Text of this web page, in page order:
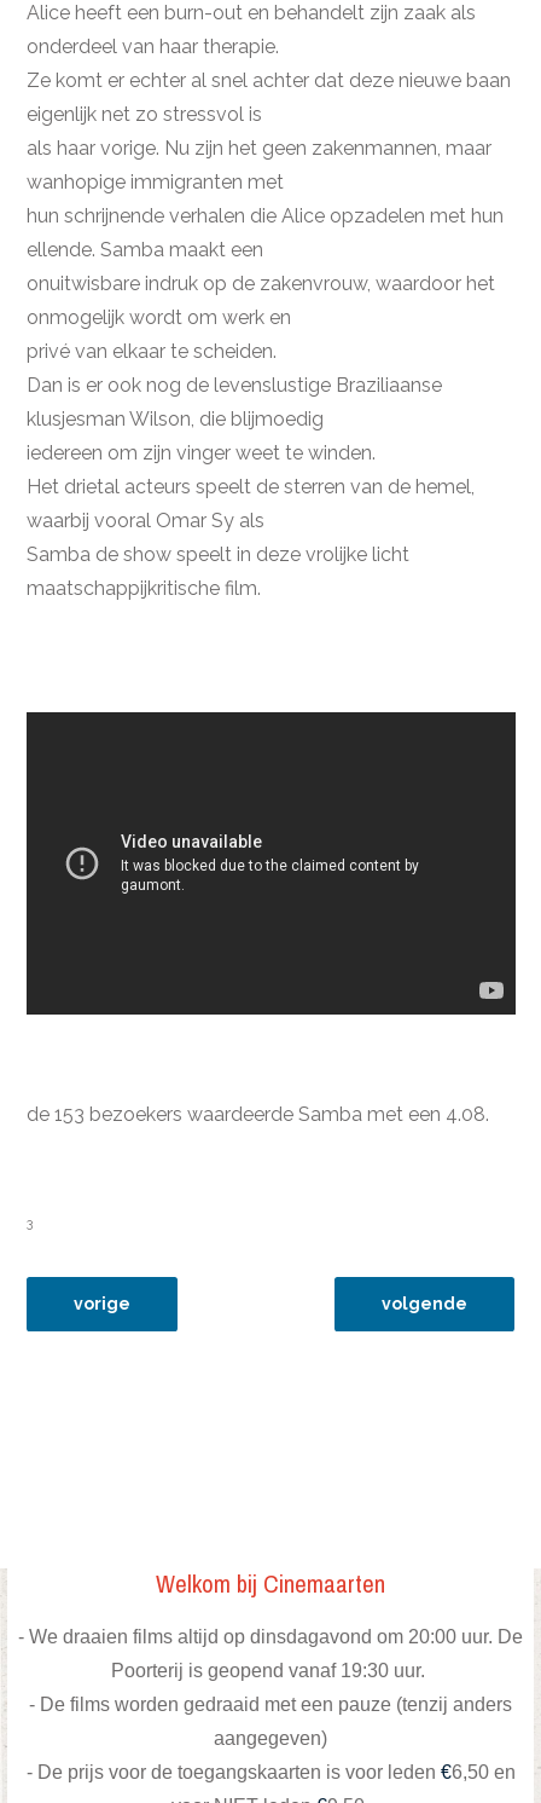
Alice heeft een burn-out en behandelt zijn zaak als
onderdeel van haar therapie.
Ze komt er echter al snel achter dat deze nieuwe baan
eigenlijk net zo stressvol is
als haar vorige. Nu zijn het geen zakenmannen, maar
wanhopige immigranten met
hun schrijnende verhalen die Alice opzadelen met hun
ellende. Samba maakt een
onuitwisbare indruk op de zakenvrouw, waardoor het
onmogelijk wordt om werk en
privé van elkaar te scheiden.
Dan is er ook nog de levenslustige Braziliaanse
klusjesman Wilson, die blijmoedig
iedereen om zijn vinger weet te winden.
Het drietal acteurs speelt de sterren van de hemel,
waarbij vooral Omar Sy als
Samba de show speelt in deze vrolijke licht
maatschappijkritische film.
de 153 bezoekers waardeerde Samba met een 4.08.
3
vorig artikel: 3feb15 leviathan
vorige volgende artikel:
volgende
Welkom bij Cinemaarten
- We draaien films altijd op dinsdagavond om 20:00 uur. De
Poorterij is geopend vanaf 19:30 uur.
- De films worden gedraaid met een pauze (tenzij anders
aangegeven)
- De prijs voor de toegangskaarten is voor leden €6,50 en